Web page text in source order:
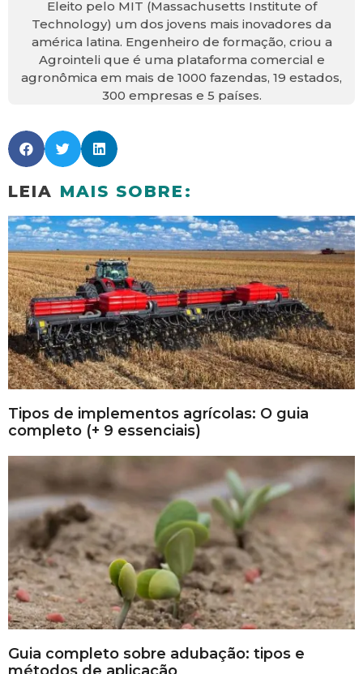
Eleito pelo MIT (Massachusetts Institute of
Technology) um dos jovens mais inovadores da
américa latina. Engenheiro de formação, criou a
Agrointeli que é uma plataforma comercial e
agronômica em mais de 1000 fazendas, 19 estados,
300 empresas e 5 países.
LEIA MAIS SOBRE:
Tipos de implementos agrícolas: O guia
completo (+ 9 essenciais)
Guia completo sobre adubação: tipos e